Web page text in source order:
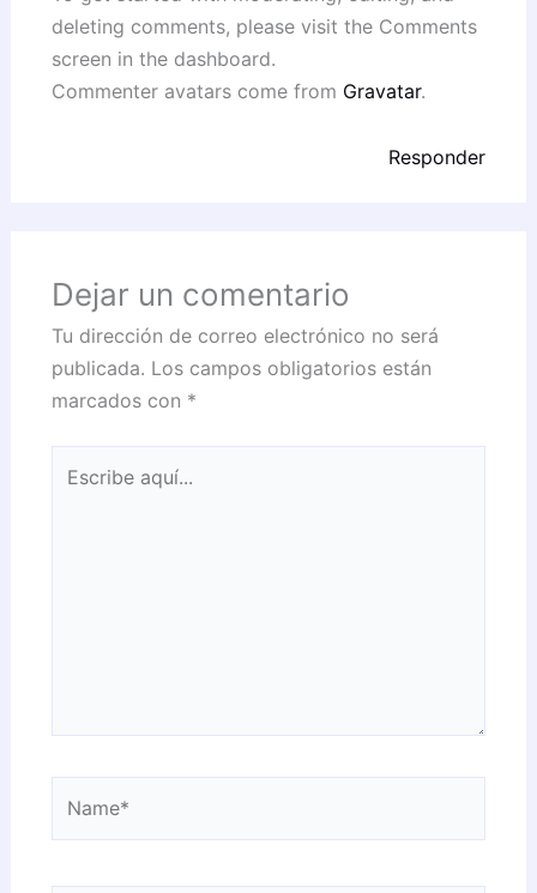
deleting comments, please visit the Comments
screen in the dashboard.
Commenter avatars come from Gravatar.
Responder
Dejar un comentario
Tu dirección de correo electrónico no será
publicada. Los campos obligatorios están
marcados con *
aquí...